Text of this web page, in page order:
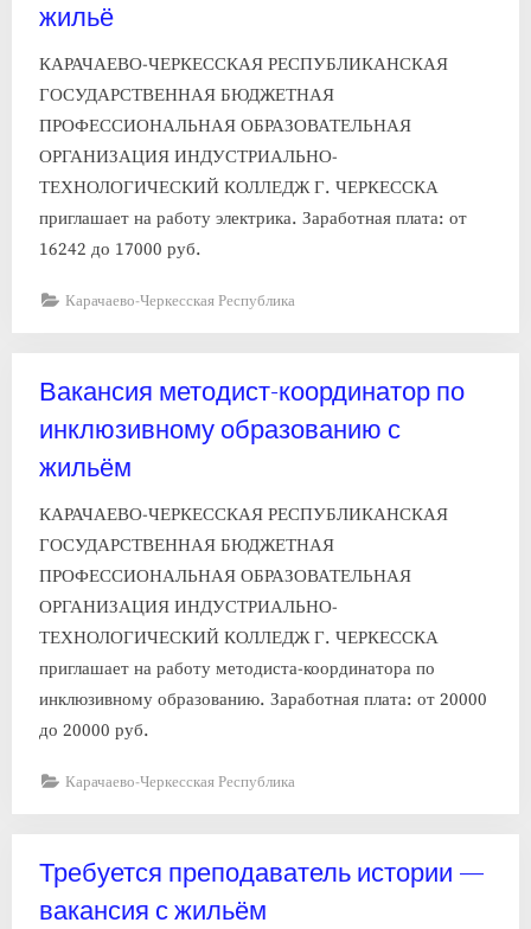
жильё
КАРАЧАЕВО-ЧЕРКЕССКАЯ РЕСПУБЛИКАНСКАЯ
ГОСУДАРСТВЕННАЯ БЮДЖЕТНАЯ
ПРОФЕССИОНАЛЬНАЯ ОБРАЗОВАТЕЛЬНАЯ
ОРГАНИЗАЦИЯ ИНДУСТРИАЛЬНО-
ТЕХНОЛОГИЧЕСКИЙ КОЛЛЕДЖ Г. ЧЕРКЕССКА
приглашает на работу электрика. Заработная плата: от
16242 до 17000 руб.
Карачаево-Черкесская Республика
Вакансия методист-координатор по
инклюзивному образованию с
жильём
КАРАЧАЕВО-ЧЕРКЕССКАЯ РЕСПУБЛИКАНСКАЯ
ГОСУДАРСТВЕННАЯ БЮДЖЕТНАЯ
ПРОФЕССИОНАЛЬНАЯ ОБРАЗОВАТЕЛЬНАЯ
ОРГАНИЗАЦИЯ ИНДУСТРИАЛЬНО-
ТЕХНОЛОГИЧЕСКИЙ КОЛЛЕДЖ Г. ЧЕРКЕССКА
приглашает на работу методиста-координатора по
инклюзивному образованию. Заработная плата: от 20000
до 20000 руб.
Карачаево-Черкесская Республика
Требуется преподаватель истории —
вакансия с жильём